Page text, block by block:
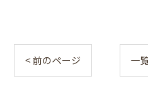
< 前のページ 一